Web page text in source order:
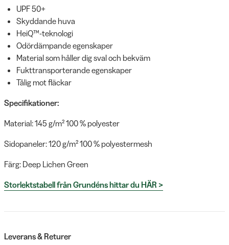
UPF 50+
Skyddande huva
HeiQ™-teknologi
Odördämpande egenskaper
Material som håller dig sval och bekväm
Fukttransporterande egenskaper
Tålig mot fläckar
Specifikationer:
Material: 145 g/m² 100 % polyester
Sidopaneler: 120 g/m² 100 % polyestermesh
Färg: Deep Lichen Green
Storlektstabell från Grundéns hittar du HÄR >
Leverans & Returer